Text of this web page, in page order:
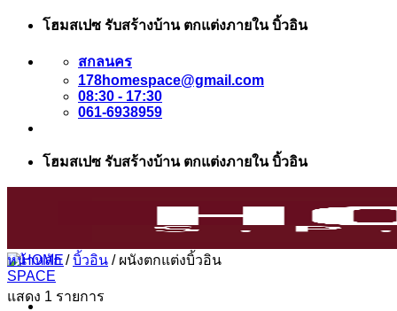
ข้าม
โฮมสเปซ รับสร้างบ้าน ตกแต่งภายใน บิ้วอิน
สกลนคร
178homespace@gmail.com
08:30 - 17:30
061-6938959
โฮมสเปซ รับสร้างบ้าน ตกแต่งภายใน บิ้วอิน
หน้าหลัก / บิ้วอิน /ผนังตกแต่งบิ้วอิน
แสดง 1 รายการ